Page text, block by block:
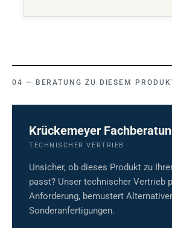
BERATUNG ZU DIESEM
Krückemeyer
TECHNISCHER VERTRIEB
Unsicher, ob dieses Produkt zu
passt? Unser technischer Vertrieb
Anforderung, bemustert
Sonderanfertigungen.